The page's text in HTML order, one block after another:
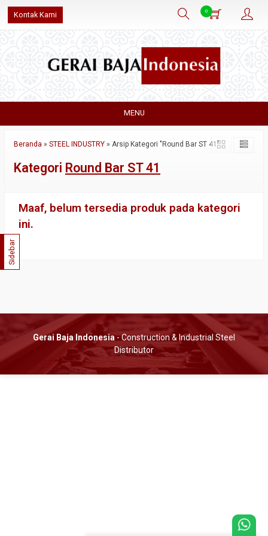
Kontak Kami 0
MENU
Beranda » STEEL INDUSTRY » Arsip Kategori "Round Bar ST 41"
Kategori Round Bar ST 41
Maaf, belum tersedia produk pada kategori
ini.
Sidebar
Gerai Baja Indonesia- Construction & Industrial Steel
Distributor